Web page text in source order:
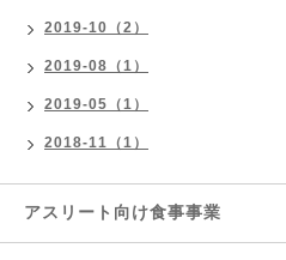
2019-10（2）
2019-08（1）
2019-05（1）
2018-11（1）
アスリート向け食事事業